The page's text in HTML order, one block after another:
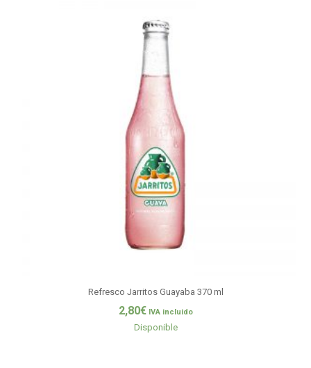
Refresco Jarritos Guayaba 370 ml
2,80€ IVA incluido
Disponible